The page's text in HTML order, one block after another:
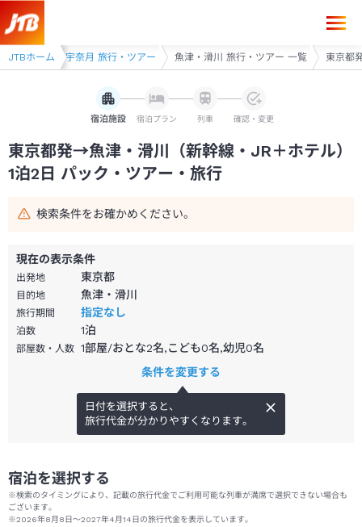
JTBホーム
ー 黒部・宇奈月 旅行・ツアー 魚津・滑川 旅行・ツアー 一覧 東京都
宿泊施設 宿泊プラン 列車 確認・変更
東京都発→魚津・滑川（新幹線・JR＋ホテル）
1泊2日 パック・ツアー・旅行
検索条件をお確かめください。
現在の表示条件
出発地 東京都
目的地 魚津・滑川
旅行期間 指定なし
泊数 1泊
部屋数・人数 1部屋/おとな2名,こども0名,幼児0名
条件を変更する
日付を選択すると、
旅行代金が分かりやすくなります。
宿泊を選択する
※検索のタイミングにより、記載の旅行代金でご利用可能な列車が満席で選択できない場合も
ございます。
※2026年8月8日～2027年4月14日の旅行代金を表示しています。